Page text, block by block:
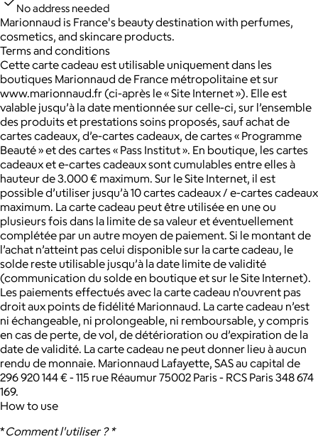
No address needed
Marionnaud is France's beauty destination with perfumes,
cosmetics, and skincare products.
Terms and conditions
Cette carte cadeau est utilisable uniquement dans les
boutiques Marionnaud de France métropolitaine et sur
www.marionnaud.fr (ci-après le « Site Internet »). Elle est
valable jusqu’à la date mentionnée sur celle-ci, sur l’ensemble
des produits et prestations soins proposés, sauf achat de
cartes cadeaux, d’e-cartes cadeaux, de cartes « Programme
Beauté » et des cartes « Pass Institut ». En boutique, les cartes
cadeaux et e-cartes cadeaux sont cumulables entre elles à
hauteur de 3.000 € maximum. Sur le Site Internet, il est
possible d’utiliser jusqu’à 10 cartes cadeaux / e-cartes cadeaux
maximum. La carte cadeau peut être utilisée en une ou
plusieurs fois dans la limite de sa valeur et éventuellement
complétée par un autre moyen de paiement. Si le montant de
l’achat n’atteint pas celui disponible sur la carte cadeau, le
solde reste utilisable jusqu’à la date limite de validité
(communication du solde en boutique et sur le Site Internet).
Les paiements effectués avec la carte cadeau n'ouvrent pas
droit aux points de fidélité Marionnaud. La carte cadeau n’est
ni échangeable, ni prolongeable, ni remboursable, y compris
en cas de perte, de vol, de détérioration ou d’expiration de la
date de validité. La carte cadeau ne peut donner lieu à aucun
rendu de monnaie. Marionnaud Lafayette, SAS au capital de
296 920 144 € - 115 rue Réaumur 75002 Paris - RCS Paris 348 674
169.
How to use
*Comment l'utiliser ? *